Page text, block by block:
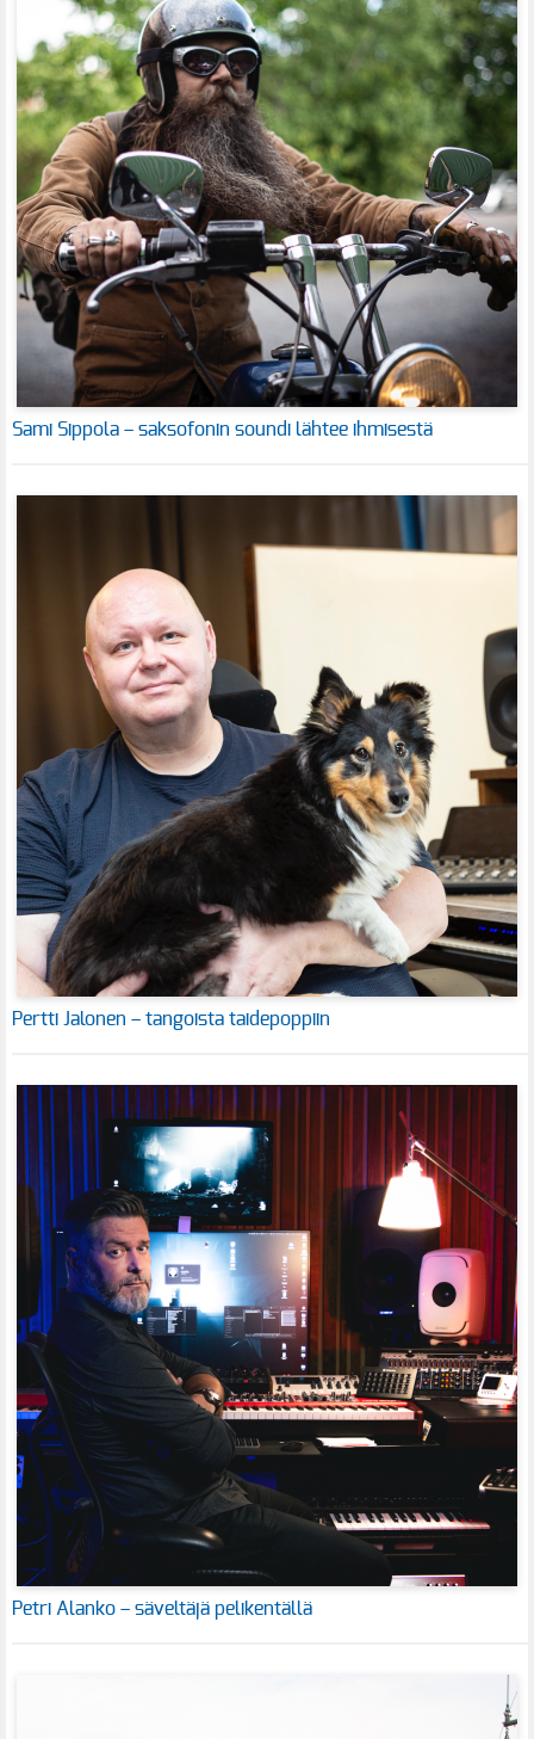
Sami Sippola – saksofonin soundi lähtee ihmisestä
Pertti Jalonen – tangoista taidepoppiin
Petri Alanko – säveltäjä pelikentällä